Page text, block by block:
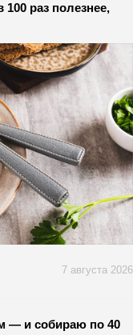
100 раз полезнее,
7 августа 2026
— и собираю по 40